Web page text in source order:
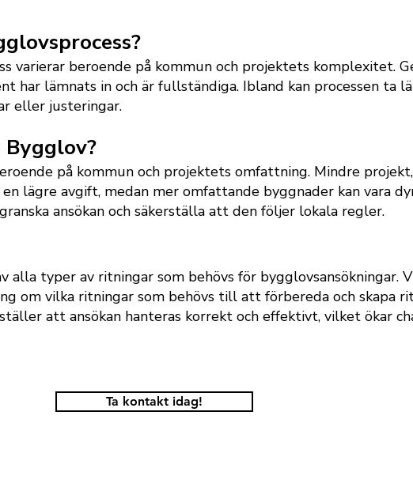
varierar beroende på kommun och projektets komplexitet.
har lämnats in och är fullständiga. Ibland kan processen ta
eller justeringar.
på kommun och projektets omfattning. Mindre
lägre avgift, medan mer omfattande byggnader kan vara
ansökan och säkerställa att den följer lokala regler.
alla typer av ritningar som behövs för bygglovsansökningar.
om vilka ritningar som behövs till att förbereda och skapa
att ansökan hanteras korrekt och effektivt, vilket ökar
Ta kontakt idag!